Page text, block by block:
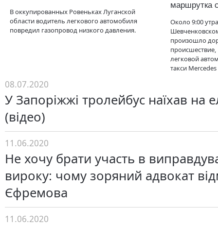
В оккупированных Ровеньках Луганской
области водитель легкового автомобиля
повредил газопровод низкого давления.
маршрутка
Около 9:00
произошло
легковой
такси
08.07.2020
У Запоріжжі тролейбус наїхав на
(відео)
11.06.2020
Не хочу брати участь в
вироку: чому зоряний адвокат
Єфремова
11.06.2020